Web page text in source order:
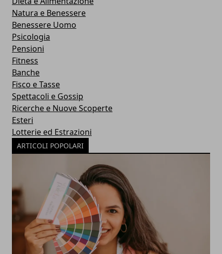
Natura e Benessere
Benessere Uomo
Psicologia
Pensioni
Fitness
Banche
Fisco e Tasse
Spettacoli e Gossip
Ricerche e Nuove Scoperte
Esteri
Lotterie ed Estrazioni
ARTICOLI POPOLARI